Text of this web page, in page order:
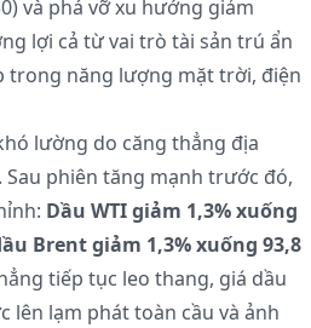
và phá vỡ xu hướng giảm
lợi cả từ vai trò tài sản trú ẩn
trong năng lượng mặt trời, điện
lường do căng thẳng địa
phiên tăng mạnh trước đó,
Dầu WTI giảm 1,3% xuống
Brent giảm 1,3% xuống 93,8
tiếp tục leo thang, giá dầu
lên lạm phát toàn cầu và ảnh